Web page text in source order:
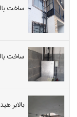
ساخت
ساخت
بالابر